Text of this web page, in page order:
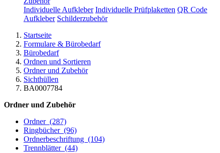
Individuelle Aufkleber Individuelle Prüfplaketten QR Code
Aufkleber Schilderzubehör
Startseite
Formulare & Bürobedarf
Bürobedarf
Ordnen und Sortieren
Ordner und Zubehör
Sichthüllen
BA0007784
Ordner und Zubehör
Ordner (287)
Ringbücher (96)
Ordnerbeschriftung (104)
Trennblätter (44)